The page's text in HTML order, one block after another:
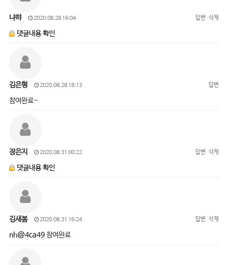
냐햐 2020.08.28 16:04 답변 삭제
댓글내용 확인
김은형 2020.08.28 18:13 답변
참여완료~
장은지 2020.08.31 00:22 답변 삭제
댓글내용 확인
김새봄 2020.08.31 16:24 답변 삭제
nh@4ca49참여완료